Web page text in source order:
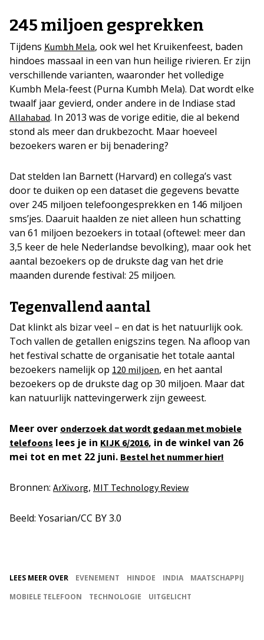
245 miljoen gesprekken
Tijdens Kumbh Mela, ook wel het Kruikenfeest, baden
hindoes massaal in een van hun heilige rivieren. Er zijn
verschillende varianten, waaronder het volledige
Kumbh Mela-feest (Purna Kumbh Mela). Dat wordt elke
twaalf jaar gevierd, onder andere in de Indiase stad
Allahabad. In 2013 was de vorige editie, die al bekend
stond als meer dan drukbezocht. Maar hoeveel
bezoekers waren er bij benadering?
Dat stelden Ian Barnett (Harvard) en collega’s vast
door te duiken op een dataset die gegevens bevatte
over 245 miljoen telefoongesprekken en 146 miljoen
sms’jes. Daaruit haalden ze niet alleen hun schatting
van 61 miljoen bezoekers in totaal (oftewel: meer dan
3,5 keer de hele Nederlandse bevolking), maar ook het
aantal bezoekers op de drukste dag van het drie
maanden durende festival: 25 miljoen.
Tegenvallend aantal
Dat klinkt als bizar veel – en dat is het natuurlijk ook.
Toch vallen de getallen enigszins tegen. Na afloop van
het festival schatte de organisatie het totale aantal
bezoekers namelijk op 120 miljoen, en het aantal
bezoekers op de drukste dag op 30 miljoen. Maar dat
kan natuurlijk nattevingerwerk zijn geweest.
Meer over onderzoek dat wordt gedaan met mobiele
telefoons lees je in KIJK 6/2016, in de winkel van 26
mei tot en met 22 juni. Bestel het nummer hier!
Bronnen: ArXiv.org, MIT Technology Review
Beeld: Yosarian/CC BY 3.0
LEES MEER OVER EVENEMENT HINDOE INDIA
MAATSCHAPPIJ
MOBIELE TELEFOON
TECHNOLOGIE UITGELICHT